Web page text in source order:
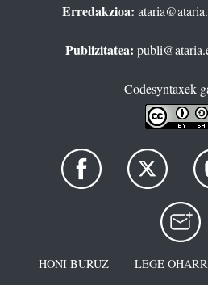
Erredakzioa:
Publizitatea:
Codesyntaxek
HONI BURUZ LEGE